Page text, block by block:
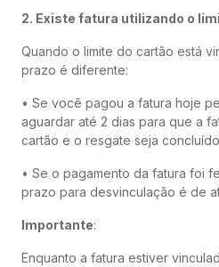
2. Existe fatura utilizando o
Quando o limite do cartão está
prazo é diferente:
• Se você pagou a fatura hoje
aguardar até 2 dias para que a
cartão e o resgate seja
• Se o pagamento da fatura foi
prazo para desvinculação é de
Importante:
Enquanto a fatura estiver